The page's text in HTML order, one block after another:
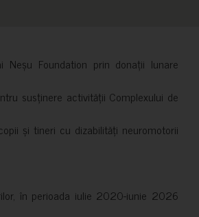
Neșu Foundation prin donații lunare
susținere activității Complexului de
și tineri cu dizabilități neuromotorii
în perioada iulie 2020-iunie 2026